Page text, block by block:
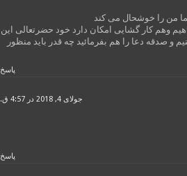
من را خوشحال می کند
وهم کار گشایی امکان دارد خود حضرتعالی این
و صدقه دعا را هم بفرمائید چه قدر باید منظور
پاسخ
جولای 4, 2018 در 4:57 ق.ظ
پاسخ